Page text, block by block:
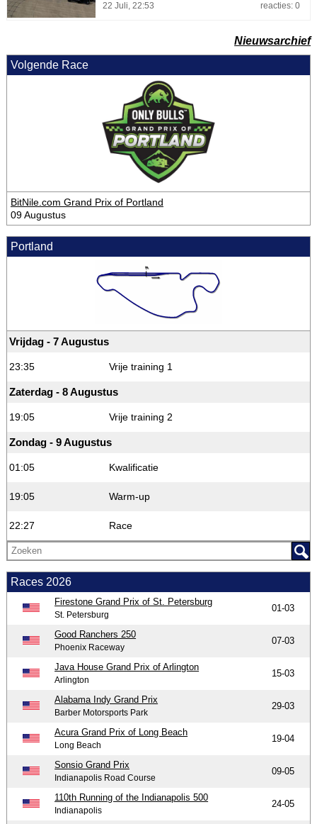
22 Juli, 22:53 reacties: 0
Nieuwsarchief
Volgende Race
BitNile.com Grand Prix of Portland
09 Augustus
Portland
Vrijdag - 7 Augustus
23:35 Vrije training 1
Zaterdag - 8 Augustus
19:05 Vrije training 2
Zondag - 9 Augustus
01:05 Kwalificatie
19:05 Warm-up
22:27 Race
Races 2026
Firestone Grand Prix of St. Petersburg
St. Petersburg
01-03
Good Ranchers 250
Phoenix Raceway
07-03
Java House Grand Prix of Arlington
Arlington
15-03
Alabama Indy Grand Prix
Barber Motorsports Park
29-03
Acura Grand Prix of Long Beach
Long Beach
19-04
Sonsio Grand Prix
Indianapolis Road Course
09-05
110th Running of the Indianapolis 500
Indianapolis
24-05